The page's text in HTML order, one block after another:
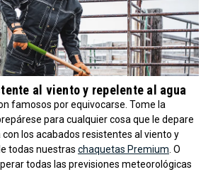
al viento y repelente al agua
famosos por equivocarse. Tome la
para cualquier cosa que le depare
los acabados resistentes al viento y
todas nuestras chaquetas Premium . O
todas las previsiones meteorológicas